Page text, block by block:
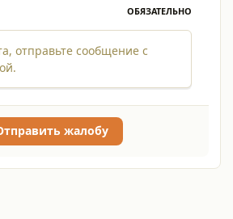
ОБЯЗАТЕЛЬНО
отправьте сообщение с
жалобу